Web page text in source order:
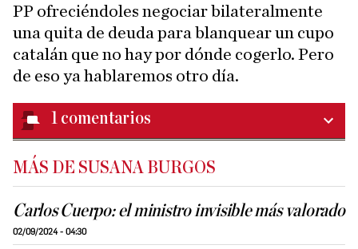
PP ofreciéndoles negociar bilateralmente
una quita de deuda para blanquear un cupo
catalán que no hay por dónde cogerlo. Pero
de eso ya hablaremos otro día.
1 comentarios
MÁS DE SUSANA BURGOS
Carlos Cuerpo: el ministro invisible más valorado
02/09/2024 - 04:30